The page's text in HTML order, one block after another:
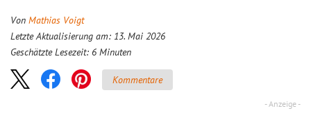
Von Mathias Voigt
Letzte Aktualisierung am: 13. Mai 2026
Geschätzte Lesezeit: 6 Minuten
Kommentare